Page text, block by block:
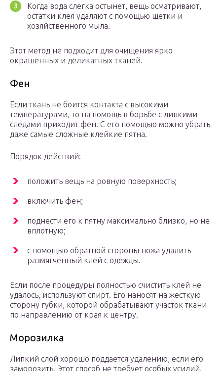
Когда вода слегка остынет, вещь осматривают,
остатки клея удаляют с помощью щетки и
хозяйственного мыла.
Этот метод не подходит для очищения ярко
окрашенных и деликатных тканей.
Фен
Если ткань не боится контакта с высокими
температурами, то на помощь в борьбе с липкими
следами приходит фен. С его помощью можно убрать
даже самые сложные клейкие пятна.
Порядок действий:
положить вещь на ровную поверхность;
включить фен;
поднести его к пятну максимально близко, но не
вплотную;
с помощью обратной стороны ножа удалить
размягченный клей с одежды.
Если после процедуры полностью счистить клей не
удалось, используют спирт. Его наносят на жесткую
сторону губки, которой обрабатывают участок ткани
по направлению от края к центру.
Морозилка
Липкий слой хорошо поддается удалению, если его
заморозить. Этот способ не требует особых усилий.